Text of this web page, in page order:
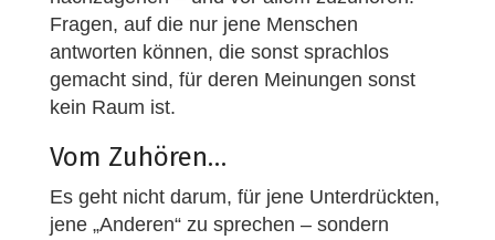
Fragen, auf die nur jene Menschen
antworten können, die sonst sprachlos
gemacht sind, für deren Meinungen sonst
kein Raum ist.
Vom Zuhören…
Es geht nicht darum, für jene Unterdrückten,
jene „Anderen“ zu sprechen – sondern